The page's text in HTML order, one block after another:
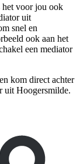
het voor jou ook
uit
snel en
ook aan het
een mediator
en kom direct achter
uit Hoogersmilde.